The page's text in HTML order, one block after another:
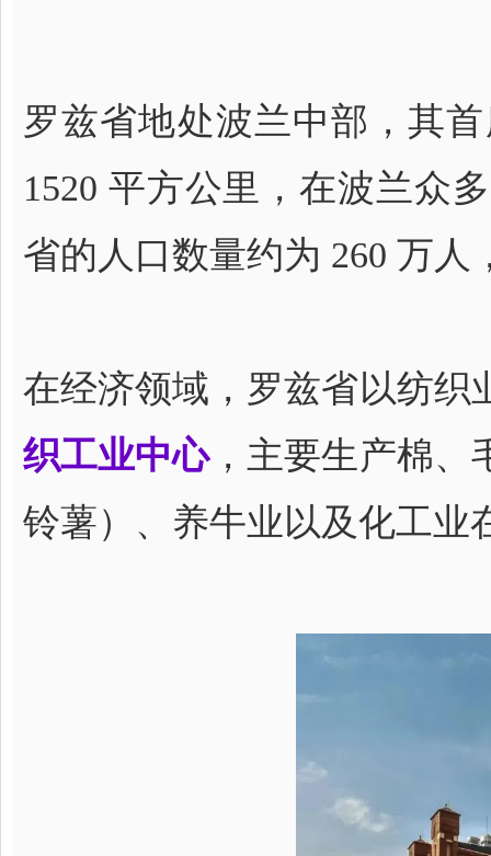
罗兹省地处波兰中部，其
1520 平方公里，在波兰众
省的人口数量约为 260 万人
在经济领域，罗兹省以纺织
织工业中心，主要生产棉、
铃薯）、养牛业以及化工业